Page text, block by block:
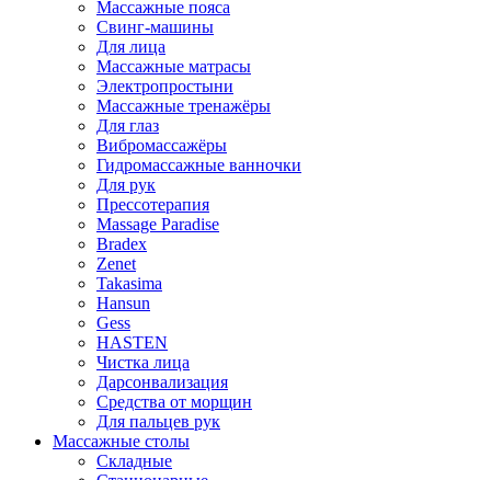
Массажные пояса
Свинг-машины
Для лица
Массажные матрасы
Электропростыни
Массажные тренажёры
Для глаз
Вибромассажёры
Гидромассажные ванночки
Для рук
Прессотерапия
Massage Paradise
Bradex
Zenet
Takasima
Hansun
Gess
HASTEN
Чистка лица
Дарсонвализация
Средства от морщин
Для пальцев рук
Массажные столы
Складные